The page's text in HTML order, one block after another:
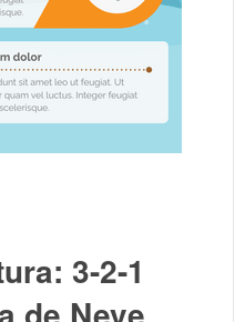
3-2-1